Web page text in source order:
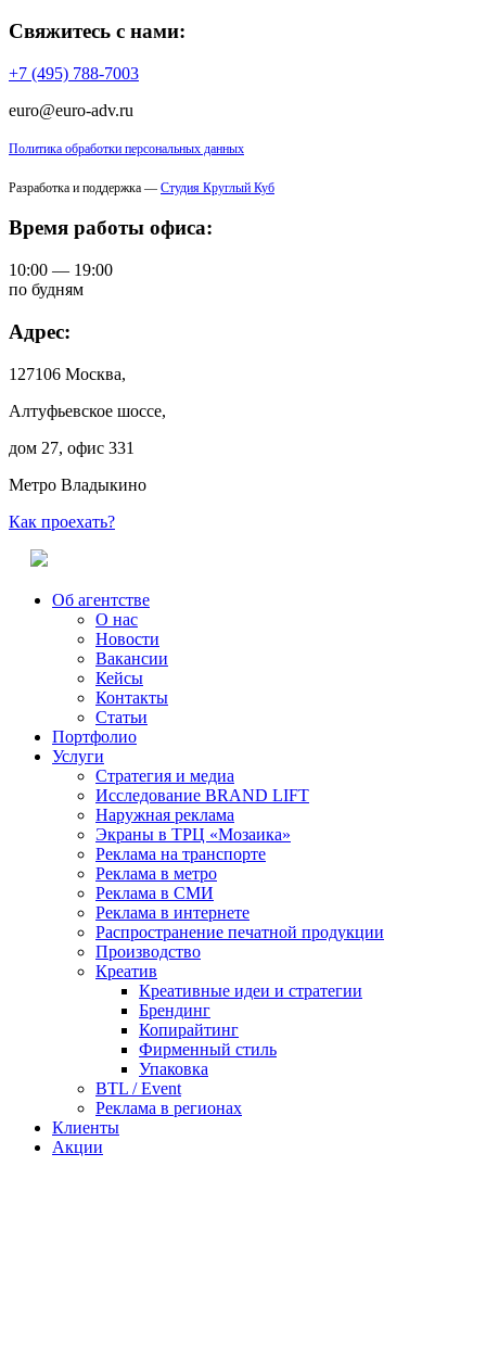
Свяжитесь с нами:
+7 (495) 788-7003
euro@euro-adv.ru
Политика обработки персональных данных
Разработка и поддержка — Студия Круглый Куб
Время работы офиса:
10:00 — 19:00
по будням
Адрес:
127106 Москва,
Алтуфьевское шоссе,
дом 27, офис 331
Метро Владыкино
Как проехать?
Об агентстве
О нас
Новости
Вакансии
Кейсы
Контакты
Статьи
Портфолио
Услуги
Стратегия и медиа
Исследование BRAND LIFT
Наружная реклама
Экраны в ТРЦ «Мозаика»
Реклама на транспорте
Реклама в метро
Реклама в СМИ
Реклама в интернете
Распространение печатной продукции
Производство
Креатив
Креативные идеи и стратегии
Брендинг
Копирайтинг
Фирменный стиль
Упаковка
BTL / Event
Реклама в регионах
Клиенты
Акции